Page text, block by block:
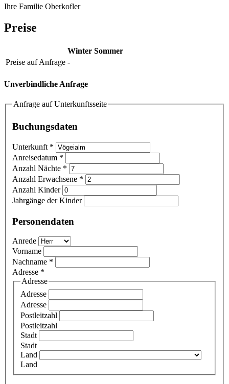
Ihre Familie Oberkofler
Preise
Winter Sommer
Preise auf Anfrage -
Unverbindliche Anfrage
Anfrage auf Unterkunftsseite
Buchungsdaten
Unterkunft *
Anreisedatum *
Anzahl Nächte *
Anzahl Erwachsene *
Anzahl Kinder
Jahrgänge der Kinder
Personendaten
Anrede
Vorname
Nachname *
Adresse *
Adresse
Adresse
Adresse
Postleitzahl
Postleitzahl
Stadt
Stadt
Land
Land